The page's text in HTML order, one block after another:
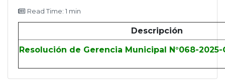
Read Time: 1 min
Descripción
Resolución de Gerencia Municipal N°068-2025-